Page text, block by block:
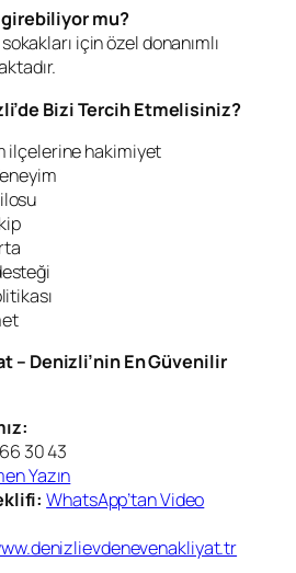
girebiliyor mu?
için özel donanımlı
Bizi Tercih Etmelisiniz?
ilçelerine hakimiyet
– Denizli’nin En Güvenilir
30 43
Yazın
WhatsApp’tan Video